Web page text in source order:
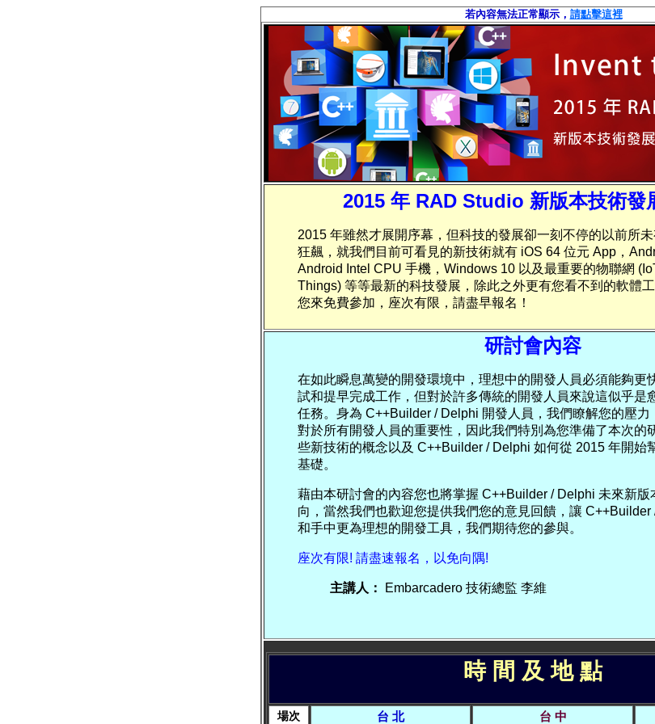
若內容無法正常顯示， 請點擊這裡
2015 年 RAD Studio 新版本技術發
2015 年雖然才展開序幕，但科技的發展卻一刻不停的以前所
狂飆，就我們目前可看見的新技術就有 iOS 64 位元 App，
Android Intel CPU 手機，Windows 10 以及最重要的物聯網
Things) 等等最新的科技發展，除此之外更有您看不到的軟體
您來免費參加，座次有限，請盡早報名！
研討會內容
在如此瞬息萬變的開發環境中，理想中的開發人員必須能夠更
試和提早完成工作，但對於許多傳統的開發人員來說這似乎是
任務。身為 C++Builder / Delphi 開發人員，我們瞭解您的壓力
對於所有開發人員的重要性，因此我們特別為您準備了本次的
些新技術的概念以及 C++Builder / Delphi 如何從 2015 年開始
基礎。
藉由本研討會的內容您也將掌握 C++Builder / Delphi 未來新版
向，當然我們也歡迎您提供我們您的意見回饋，讓 C++Builder
和手中更為理想的開發工具，我們期待您的參與。
座次有限! 請盡速報名，以免向隅!
主講人： Embarcadero 技術總監 李維
時 間 及 地 點
場次 台 北 台 中